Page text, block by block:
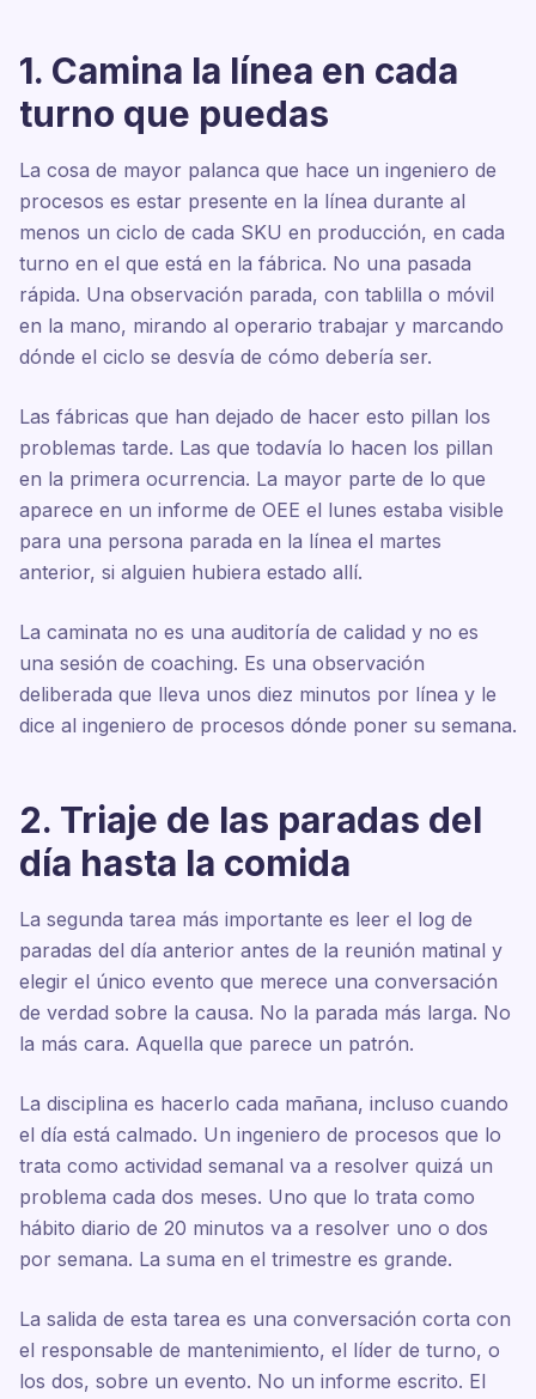
1. Camina la línea en cada
turno que puedas
La cosa de mayor palanca que hace un ingeniero de
procesos es estar presente en la línea durante al
menos un ciclo de cada SKU en producción, en cada
turno en el que está en la fábrica. No una pasada
rápida. Una observación parada, con tablilla o móvil
en la mano, mirando al operario trabajar y marcando
dónde el ciclo se desvía de cómo debería ser.
Las fábricas que han dejado de hacer esto pillan los
problemas tarde. Las que todavía lo hacen los pillan
en la primera ocurrencia. La mayor parte de lo que
aparece en un informe de OEE el lunes estaba visible
para una persona parada en la línea el martes
anterior, si alguien hubiera estado allí.
La caminata no es una auditoría de calidad y no es
una sesión de coaching. Es una observación
deliberada que lleva unos diez minutos por línea y le
dice al ingeniero de procesos dónde poner su semana.
2. Triaje de las paradas del
día hasta la comida
La segunda tarea más importante es leer el log de
paradas del día anterior antes de la reunión matinal y
elegir el único evento que merece una conversación
de verdad sobre la causa. No la parada más larga. No
la más cara. Aquella que parece un patrón.
La disciplina es hacerlo cada mañana, incluso cuando
el día está calmado. Un ingeniero de procesos que lo
trata como actividad semanal va a resolver quizá un
problema cada dos meses. Uno que lo trata como
hábito diario de 20 minutos va a resolver uno o dos
por semana. La suma en el trimestre es grande.
La salida de esta tarea es una conversación corta con
el responsable de mantenimiento, el líder de turno, o
los dos, sobre un evento. No un informe escrito. El